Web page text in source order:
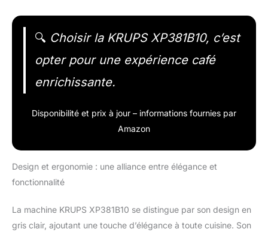
🔍 Choisir la KRUPS XP381B10, c’est
opter pour une expérience café
enrichissante.
Disponibilité et prix à jour – informations fournies par
Amazon
Design et ergonomie : une alliance entre élégance et
fonctionnalité
La machine KRUPS XP381B10 se distingue par son design en
gris clair, ajoutant une touche d’élégance à toute cuisine. Son